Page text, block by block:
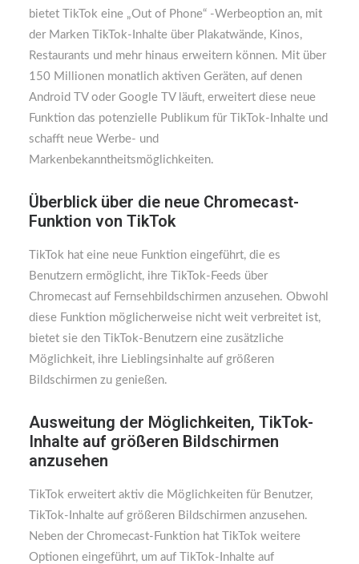
bietet TikTok eine „Out of Phone“ -Werbeoption an, mit
der Marken TikTok-Inhalte über Plakatwände, Kinos,
Restaurants und mehr hinaus erweitern können. Mit über
150 Millionen monatlich aktiven Geräten, auf denen
Android TV oder Google TV läuft, erweitert diese neue
Funktion das potenzielle Publikum für TikTok-Inhalte und
schafft neue Werbe- und
Markenbekanntheitsmöglichkeiten.
Überblick über die neue Chromecast-
Funktion von TikTok
TikTok hat eine neue Funktion eingeführt, die es
Benutzern ermöglicht, ihre TikTok-Feeds über
Chromecast auf Fernsehbildschirmen anzusehen. Obwohl
diese Funktion möglicherweise nicht weit verbreitet ist,
bietet sie den TikTok-Benutzern eine zusätzliche
Möglichkeit, ihre Lieblingsinhalte auf größeren
Bildschirmen zu genießen.
Ausweitung der Möglichkeiten, TikTok-
Inhalte auf größeren Bildschirmen
anzusehen
TikTok erweitert aktiv die Möglichkeiten für Benutzer,
TikTok-Inhalte auf größeren Bildschirmen anzusehen.
Neben der Chromecast-Funktion hat TikTok weitere
Optionen eingeführt, um auf TikTok-Inhalte auf